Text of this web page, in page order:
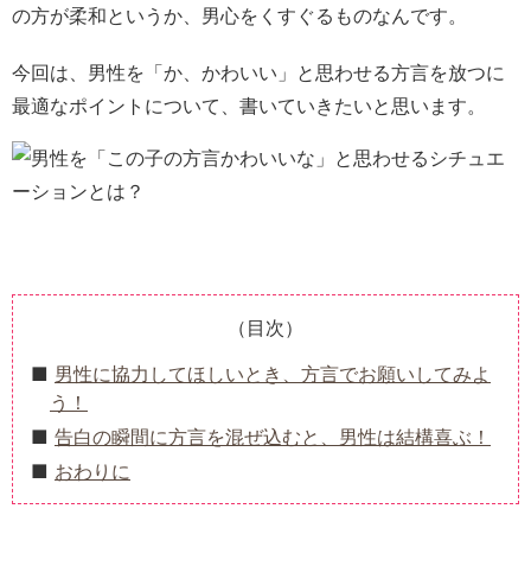
の方が柔和というか、男心をくすぐるものなんです。
今回は、男性を「か、かわいい」と思わせる方言を放つに
最適なポイントについて、書いていきたいと思います。
（目次）
男性に協力してほしいとき、方言でお願いしてみよ
う！
告白の瞬間に方言を混ぜ込むと、男性は結構喜ぶ！
おわりに